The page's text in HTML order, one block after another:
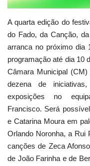
Cultura
Lazer
Ambiente
A quarta edição do
do Fado, da Canção,
arranca no próximo dia
programação até dia 10
Câmara Municipal
dezena de
exposições no
Francisco. Será
e Catarina Moura em
Orlando Noronha, a Rui
canções de Zeca
de João Farinha e de